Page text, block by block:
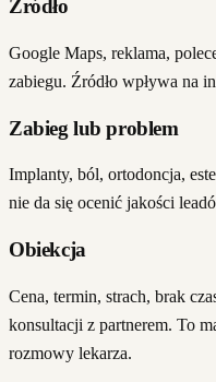
Źródło
Google Maps, reklama,
zabiegu. Źródło wpływa na
Zabieg lub problem
Implanty, ból, ortodoncja,
nie da się ocenić jakości
Obiekcja
Cena, termin, strach, brak
konsultacji z partnerem. To
rozmowy lekarza.